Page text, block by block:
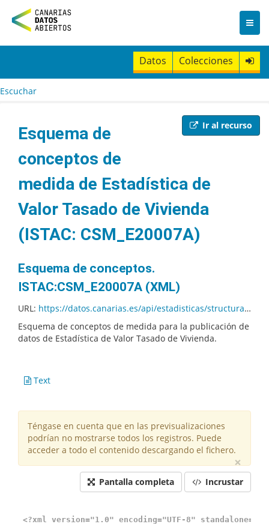
n
t
Datos Colecciones
Escuchar
Ir al recurso
Esquema de
conceptos de
medida de Estadística de
Valor Tasado de Vivienda
(ISTAC: CSM_E20007A)
Esquema de conceptos.
ISTAC:CSM_E20007A (XML)
URL: https://datos.canarias.es/api/estadisticas/structural-resources/v1.0/conceptschemes/ISTAC/CSM_E20007A/01.000/concepts.xml?fields=+description
Esquema de conceptos de medida para la publicación de
datos de Estadística de Valor Tasado de Vivienda.
Text
Téngase en cuenta que en las previsualizaciones
podrían no mostrarse todos los registros. Puede
acceder a todo el contenido descargando el fichero.
×
Pantalla completa Incrustar